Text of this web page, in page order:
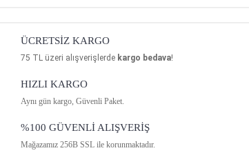
ÜCRETSİZ KARGO
75 TL üzeri alışverişlerde kargo bedava!
HIZLI KARGO
Aynı gün kargo, Güvenli Paket.
%100 GÜVENLİ ALIŞVERİŞ
Mağazamız 256B SSL ile korunmaktadır.